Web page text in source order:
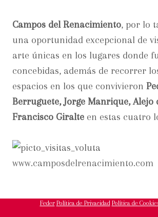
Campos del Renacimiento, por lo
una oportunidad excepcional de
arte únicas en los lugares donde
concebidas, además de recorrer
espacios en los que convivieron
Berruguete, Jorge Manrique, Alejo
Francisco Giralte en estas cuatro
www.camposdelrenacimiento.com
Feder Política de Privacidad Política de